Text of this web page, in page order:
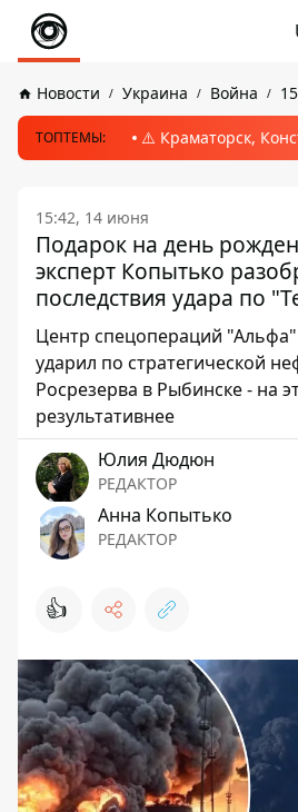
Новости Украина Война
ТОПТЕМЫ: ⚠️ Краматорск,
15:42, 14 июня
Подарок на день
эксперт Копытько
последствия удара по
Центр спецопераций
ударил по стратегической
Росрезерва в Рыбинске - на
результативнее
Юлия Дюдюн
РЕДАКТОР
Анна Копытько
РЕДАКТОР
👍